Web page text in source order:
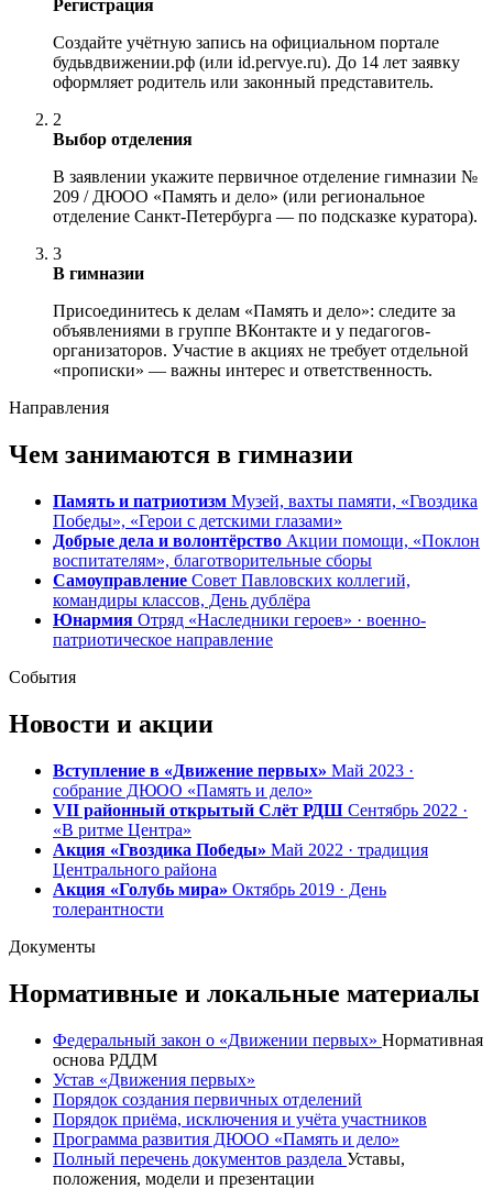
Регистрация
Создайте учётную запись на официальном портале
будьвдвижении.рф (или id.pervye.ru). До 14 лет заявку
оформляет родитель или законный представитель.
2
Выбор отделения
В заявлении укажите первичное отделение гимназии №
209 / ДЮОО «Память и дело» (или региональное
отделение Санкт-Петербурга — по подсказке куратора).
3
В гимназии
Присоединитесь к делам «Память и дело»: следите за
объявлениями в группе ВКонтакте и у педагогов-
организаторов. Участие в акциях не требует отдельной
«прописки» — важны интерес и ответственность.
Направления
Чем занимаются в гимназии
Память и патриотизм Музей, вахты памяти, «Гвоздика
Победы», «Герои с детскими глазами»
Добрые дела и волонтёрство Акции помощи, «Поклон
воспитателям», благотворительные сборы
Самоуправление Совет Павловских коллегий,
командиры классов, День дублёра
Юнармия Отряд «Наследники героев» · военно-
патриотическое направление
События
Новости и акции
Вступление в «Движение первых» Май 2023 ·
собрание ДЮОО «Память и дело»
VII районный открытый Слёт РДШ Сентябрь 2022 ·
«В ритме Центра»
Акция «Гвоздика Победы» Май 2022 · традиция
Центрального района
Акция «Голубь мира» Октябрь 2019 · День
толерантности
Документы
Нормативные и локальные материалы
Федеральный закон о «Движении первых» Нормативная
основа РДДМ
Устав «Движения первых»
Порядок создания первичных отделений
Порядок приёма, исключения и учёта участников
Программа развития ДЮОО «Память и дело»
Полный перечень документов раздела Уставы,
положения, модели и презентации